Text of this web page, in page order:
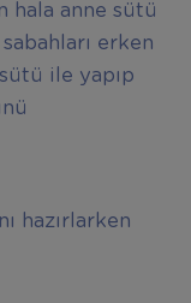
hala anne sütü
erken
ile yapıp
hazırlarken